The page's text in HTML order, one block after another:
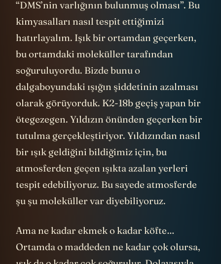
“DMS’nin varlığının bulunmuş olması”. Bu
kimyasalları nasıl tespit ettiğimizi
hatırlayalım. Işık bir ortamdan geçerken,
bu ortamdaki moleküller tarafından
soğuruluyordu. Bizde bunu o
dalgaboyundaki ışığın şiddetinin azalması
olarak görüyorduk. K2-18b geçiş yapan bir
ötegezegen. Yıldızın önünden geçerken bir
tutulma gerçekleştiriyor. Yıldızından nasıl
bir ışık geldiğini bildiğimiz için, bu
atmosferden geçen ışıkta azalan yerleri
tespit edebiliyoruz. Bu sayede atmosferde
şu şu moleküller var diyebiliyoruz.
Ama ne kadar ekmek o kadar köfte…
Ortamda o maddeden ne kadar çok olursa,